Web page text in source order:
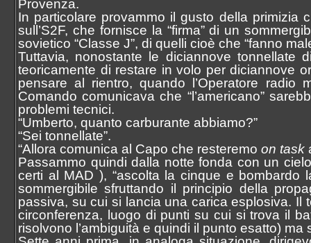
Provenza.
In particolare provammo il gusto della
sull’S2F, che fornisce la “firma” di un
sovietico “Classe J”, di quelli cioè che “fanno
Tuttavia, nonostante le diciannove tonnellate
teoricamente di restare in volo per diciannove
pensare al rientro, quando l’Operatore
Comando comunicava che “l’americano”
problemi tecnici.
“Umberto, quanto carburante abbiamo?”
“Sei tonnellate”.
“Allora comunica al Capo che resteremo on task
Passammo quindi dalla notte fonda con un
certi al MAD ), “ascolta la cinque e bombardo
sommergibile sfruttando il principio della
passiva, su cui si lancia una carica esplosiva. Il
circonferenza, luogo di punti su cui si trova il
risolvono l’ambiguità e quindi il punto esatto)